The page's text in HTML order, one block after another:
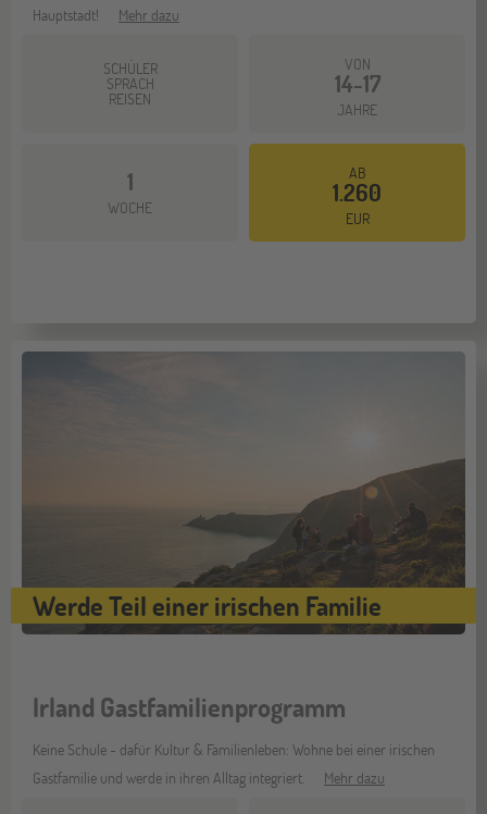
Hauptstadt!
Mehr dazu
SCHÜLER
SPRACH
REISEN
VON
14-17
JAHRE
1
WOCHE
AB
1.260
EUR
Werde Teil einer irischen Familie
Irland Gastfamilienprogramm
Keine Schule - dafür Kultur & Familienleben: Wohne bei einer irischen
Gastfamilie und werde in ihren Alltag integriert.
Mehr dazu